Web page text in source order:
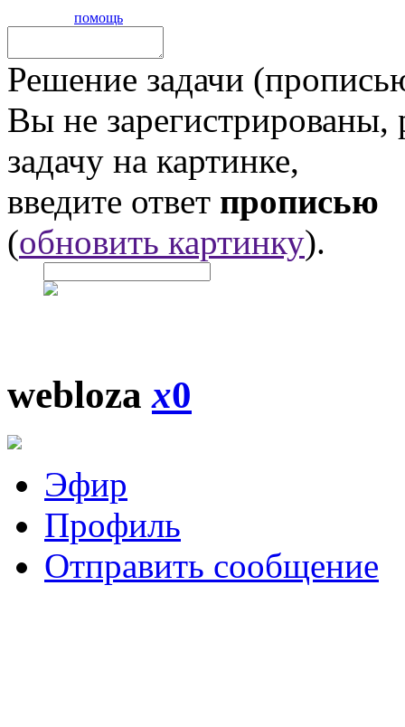
помощь
Решение задачи
Вы не
задачу на картинке,
введите ответ прописью
(обновить картинку).
weblozax0
Эфир
Профиль
Отправить сообщение